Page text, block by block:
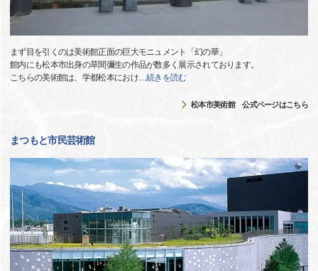
まず目を引くのは美術館正面の巨大モニュメント「幻の華」
館内にも松本市出身の草間彌生の作品が数多く展示されております。
こちらの美術館は、学都松本におけ…続きを読む
松本市美術館 公式ページはこちら
まつもと市民芸術館